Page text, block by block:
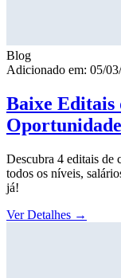
Blog
Adicionado em: 05/
Baixe Editais
Descubra 4 editais de
todos os níveis,
já!
Ver Detalhes →